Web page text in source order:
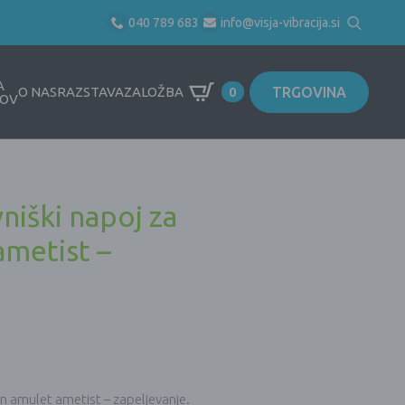
040 789 683 info@visja-vibracija.si
Search
for:
O NASRAZSTAVAZALOŽBA 0 TRGOVINA
napoj za
–
amulet ametist – zapeljevanje.